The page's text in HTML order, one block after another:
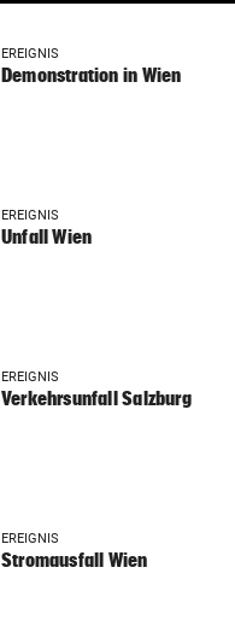
EREIGNIS
Demonstration in Wien
EREIGNIS
Unfall Wien
EREIGNIS
Verkehrsunfall Salzburg
EREIGNIS
Stromausfall Wien